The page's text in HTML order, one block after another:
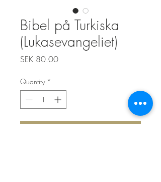
Bibel på Turkiska
(Lukasevangeliet)
SEK 80.00Price
Quantity *